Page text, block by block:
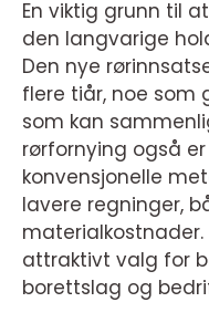
En viktig grunn til
den langvarige
Den nye
flere tiår, noe som
som kan
rørfornying også
konvensjonelle
lavere regninger,
attraktivt valg for
borettslag og